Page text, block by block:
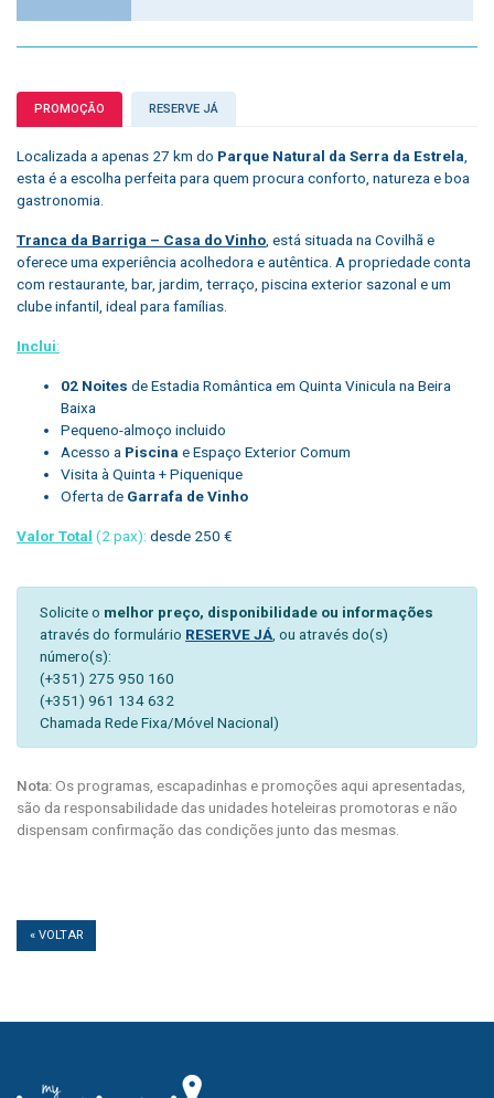
PROMOÇÃO RESERVE JÁ
Localizada a apenas 27 km do Parque Natural da Serra da Estrela
esta é a escolha perfeita para quem procura conforto, natureza e boa
gastronomia.
Tranca da Barriga – Casa do Vinho , está situada na Covilhã e
oferece uma experiência acolhedora e autêntica. A propriedade conta
com restaurante, bar, jardim, terraço, piscina exterior sazonal e um
clube infantil, ideal para famílias.
Inclui:
02 Noites de Estadia Romântica em Quinta Vinicula na Beira
Baixa
Pequeno-almoço incluido
Acesso a Piscina e Espaço Exterior Comum
Visita à Quinta + Piquenique
Oferta de Garrafa de Vinho
Valor Total (2 pax): desde 250 €
Solicite o melhor preço, disponibilidade ou informações
através do formulário RESERVE JÁ , ou através do(s)
número(s):
(+351) 275 950 160
(+351) 961 134 632
Chamada Rede Fixa/Móvel Nacional)
Nota:Os programas, escapadinhas e promoções aqui apresentadas,
são da responsabilidade das unidades hoteleiras promotoras e não
dispensam confirmação das condições junto das mesmas.
« VOLTAR